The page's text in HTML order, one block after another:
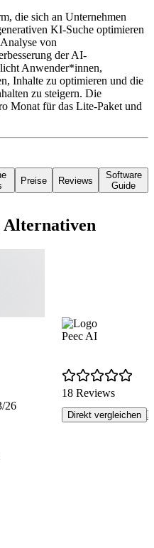
die sich an Unternehmen
KI-Suche optimieren
von
der AI-
Anwender*innen,
Inhalte zu optimieren und die
zu steigern. Die
Monat für das Lite-Paket und
Preise Reviews
Software
Guide
Alternativen
26
Peec AI
18 Reviews
Direkt vergleichen